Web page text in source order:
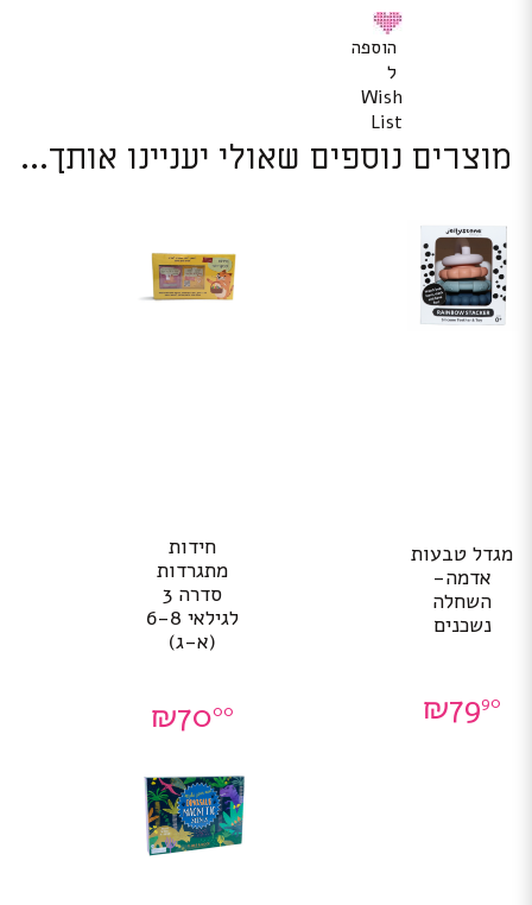
הוספה
ל
Wish
List
מוצרים נוספים שאולי יעניינו אותך...
מגדל טבעות
אדמה-
השחלה
נשכנים
₪7990
חידות
מתגרדות
סדרה 3
לגילאי 6-8
(א-ג)
₪7000